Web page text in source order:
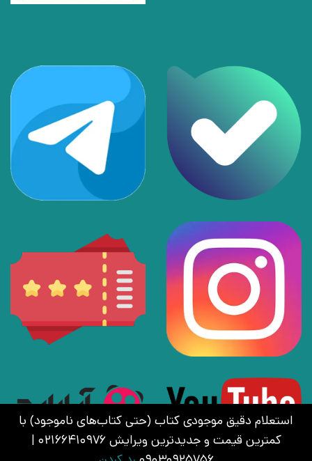
استعلام دقیق موجودی کتاب (حتی کتاب‌های ناموجود) با
کمترین قیمت و جدیدترین ویرایش 02166410976 |